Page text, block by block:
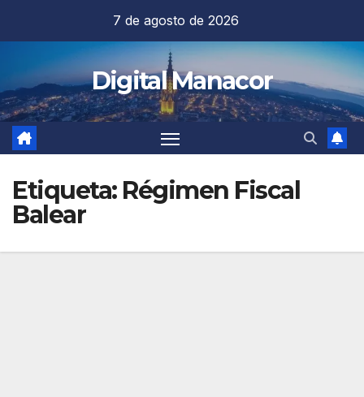
contenido
7 de agosto de 2026
Digital Manacor
Etiqueta: Régimen Fiscal
Balear